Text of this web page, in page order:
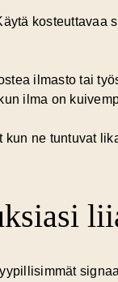
kosteuttavaa
ilmasto tai
ilma on
ne tuntuvat